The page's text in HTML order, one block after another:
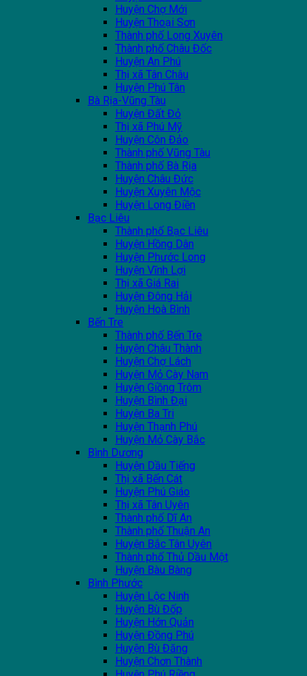
Huyện Chợ Mới
Huyện Thoại Sơn
Thành phố Long Xuyên
Thành phố Châu Đốc
Huyện An Phú
Thị xã Tân Châu
Huyện Phú Tân
Bà Rịa-Vũng Tàu
Huyện Đất Đỏ
Thị xã Phú Mỹ
Huyện Côn Đảo
Thành phố Vũng Tàu
Thành phố Bà Rịa
Huyện Châu Đức
Huyện Xuyên Mộc
Huyện Long Điền
Bạc Liêu
Thành phố Bạc Liêu
Huyện Hồng Dân
Huyện Phước Long
Huyện Vĩnh Lợi
Thị xã Giá Rai
Huyện Đông Hải
Huyện Hoà Bình
Bến Tre
Thành phố Bến Tre
Huyện Châu Thành
Huyện Chợ Lách
Huyện Mỏ Cày Nam
Huyện Giồng Trôm
Huyện Bình Đại
Huyện Ba Tri
Huyện Thạnh Phú
Huyện Mỏ Cày Bắc
Bình Dương
Huyện Dầu Tiếng
Thị xã Bến Cát
Huyện Phú Giáo
Thị xã Tân Uyên
Thành phố Dĩ An
Thành phố Thuận An
Huyện Bắc Tân Uyên
Thành phố Thủ Dầu Một
Huyện Bàu Bàng
Bình Phước
Huyện Lộc Ninh
Huyện Bù Đốp
Huyện Hớn Quản
Huyện Đồng Phú
Huyện Bù Đăng
Huyện Chơn Thành